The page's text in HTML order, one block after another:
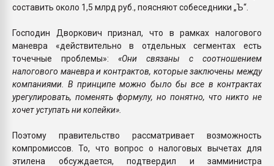
составить около 1,5 млрд руб., поясняют собеседники „Ъ“.
Господин Дворкович признал, что в рамках налогового
маневра «действительно в отдельных сегментах есть
точечные проблемы»: «Они связаны с соотношением
налогового маневра и контрактов, которые заключены между
компаниями. В принципе можно было бы все в контрактах
урегулировать, поменять формулу, но понятно, что никто не
хочет уступать ни копейки».
Поэтому правительство рассматривает возможность
компромиссов. То, что вопрос о налоговых вычетах для
этилена обсуждается, подтвердил и замминистра